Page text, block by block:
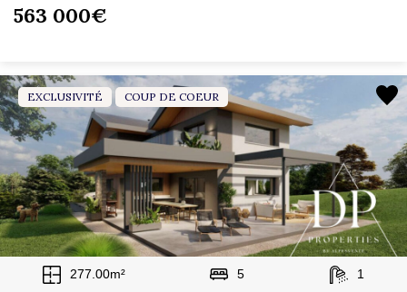
563 000€
EXCLUSIVITÉ COUP DE COEUR
277.00m² 5 1